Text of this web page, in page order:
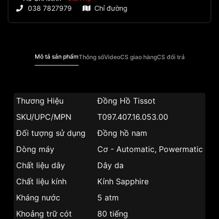
038 7827979
Chỉ đường
Mô tả sản phẩmThông sốVideoCS giao hàngCS đổi trả
Thương Hiệu
Đồng Hồ Tissot
SKU/UPC/MPN
T097.407.16.053.00
Đối tượng sử dụng
Đồng hồ nam
Dòng máy
Cơ - Automatic, Powermatic 80
Chất liệu dây
Dây da
Chất liệu kính
Kính Sapphire
Kháng nước
5 atm
Khoảng trữ cót
80 tiếng